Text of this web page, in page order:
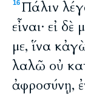
16 Πάλιν
εἶναι· εἰ
με, ἵνα
λαλῶ οὐ
ἀφροσύνῃ,